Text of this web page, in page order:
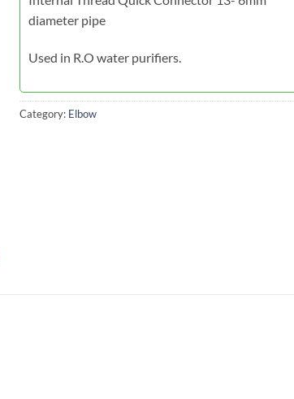
diameter pipe
Used in R.O water purifiers.
Category: Elbow